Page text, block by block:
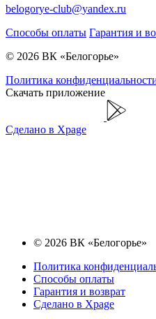
belogorye-club@yandex.ru
Способы оплаты Гарантия и
© 2026 ВК «Белогорье»
Политика
Скачать приложение
Сделано в Xpage
© 2026 ВК «Белогорье»
Политика
Способы оплаты
Гарантия и возврат
Сделано в Xpage